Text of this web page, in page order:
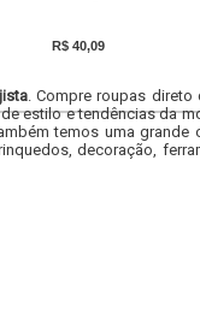
R$ 40,09
. Compre roupas direto
estilo e tendências da
temos uma grande
decoração,